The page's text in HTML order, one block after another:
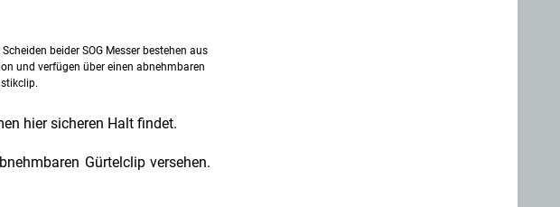
Scheiden beider SOG Messer bestehen aus
und verfügen über einen abnehmbaren
hier sicheren Halt findet.
Gürtelclip versehen.